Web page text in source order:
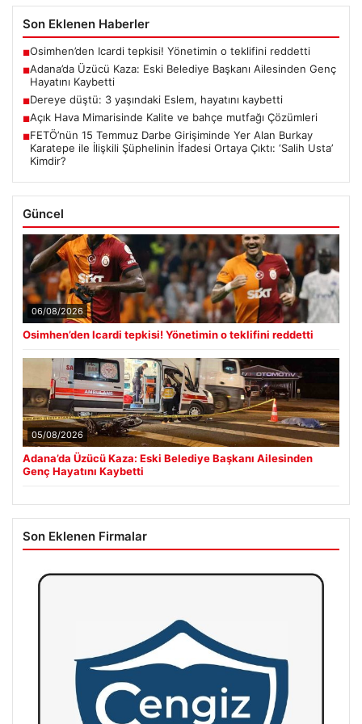
Son Eklenen Haberler
■Osimhen’den Icardi tepkisi! Yönetimin o teklifini reddetti
■Adana’da Üzücü Kaza: Eski Belediye Başkanı Ailesinden Genç
Hayatını Kaybetti
■Dereye düştü: 3 yaşındaki Eslem, hayatını kaybetti
■Açık Hava Mimarisinde Kalite ve bahçe mutfağı Çözümleri
■FETÖ’nün 15 Temmuz Darbe Girişiminde Yer Alan Burkay
Karatepe ile İlişkili Şüphelinin İfadesi Ortaya Çıktı: ‘Salih Usta’
Kimdir?
Güncel
06/08/2026
Osimhen’den Icardi tepkisi! Yönetimin o teklifini reddetti
05/08/2026
Adana’da Üzücü Kaza: Eski Belediye Başkanı Ailesinden
Genç Hayatını Kaybetti
Son Eklenen Firmalar